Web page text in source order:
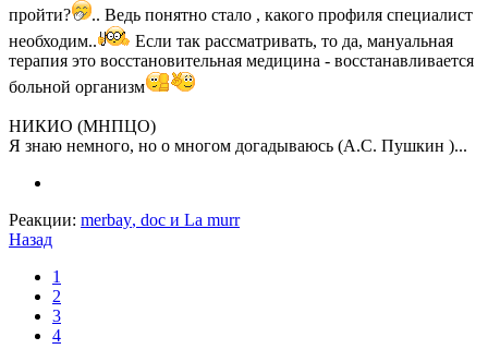
пройти?
.. Ведь понятно стало , какого профиля специалист
необходим..
Если так рассматривать, то да, мануальная
терапия это восстановительная медицина - восстанавливается
больной организм
НИКИО (МНПЦО)
Я знаю немного, но о многом догадываюсь (А.С. Пушкин )...
Реакции: merbay, doc и La murr
Назад
1
2
3
4